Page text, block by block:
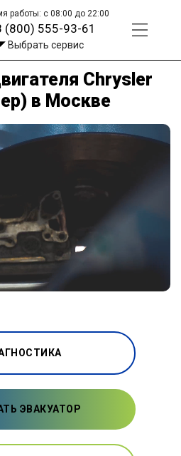
работы: с 08:00 до 22:00
(800) 555-93-61
Выбрать сервис
Chrysler
в Москве
ЭВАКУАТОР